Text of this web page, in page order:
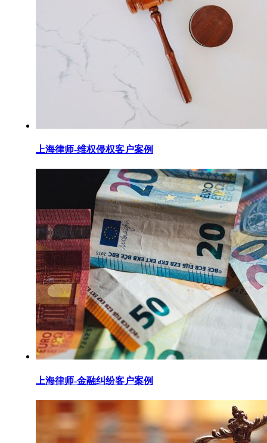
上海律师-维权侵权客户案例
上海律师-金融纠纷客户案例